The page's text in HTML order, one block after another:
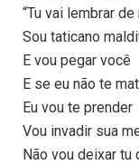
“Tu vai lembrar
Sou taticano
E vou pegar você
E se eu não te
Eu vou te prender
Vou invadir sua
Não vou deixar tu